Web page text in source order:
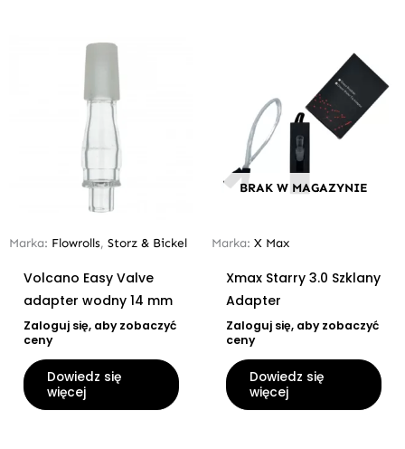
Marka: Flowrolls, Storz & Bickel
Volcano Easy Valve
adapter wodny 14 mm
Zaloguj się, aby zobaczyć
ceny
Dowiedz się
więcej
BRAK W MAGAZYNIE
Marka: X Max
Xmax Starry 3.0 Szklany
Adapter
Zaloguj się, aby zobaczyć
ceny
Dowiedz się
więcej